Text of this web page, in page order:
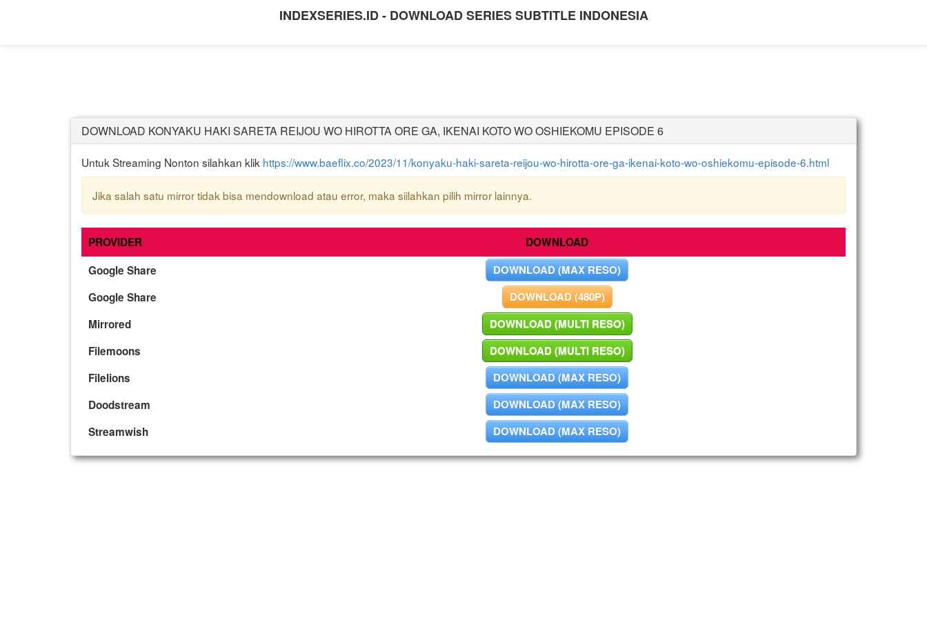
INDEXSERIES.ID - DOWNLOAD SERIES SUBTITLE INDONESIA
DOWNLOAD KONYAKU HAKI SARETA REIJOU WO HIROTTA ORE GA, IKENAI KOTO WO OSHIEKOMU EPISODE 6
Untuk Streaming Nonton silahkan klik https://www.baeflix.co/2023/11/konyaku-haki-sareta-reijou-wo-hirotta-ore-ga-ikenai-koto-wo-oshiekomu-episode-6.html
Jika salah satu mirror tidak bisa mendownload atau error, maka siilahkan pilih mirror lainnya.
PROVIDER
DOWNLOAD
Google Share
DOWNLOAD (MAX RESO)
Google Share
DOWNLOAD (480P)
Mirrored
DOWNLOAD (MULTI RESO)
Filemoons
DOWNLOAD (MULTI RESO)
Filelions
DOWNLOAD (MAX RESO)
Doodstream
DOWNLOAD (MAX RESO)
Streamwish
DOWNLOAD (MAX RESO)